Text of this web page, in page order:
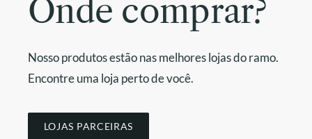
Onde comprar?
Nosso produtos estão nas melhores lojas do ramo.
Encontre uma loja perto de você.
LOJAS PARCEIRAS